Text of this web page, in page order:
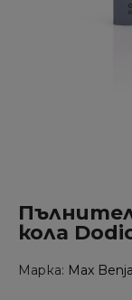
кола
Марка Max